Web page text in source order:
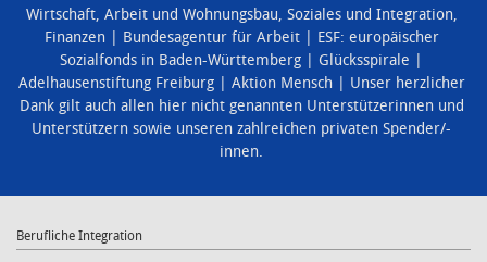
Wirtschaft, Arbeit und Wohnungsbau, Soziales und Integration,
Finanzen
Bundesagentur für Arbeit
ESF: europäischer
Sozialfonds in Baden-Württemberg
Glücksspirale
Adelhausenstiftung Freiburg
Aktion Mensch
Unser herzlicher
Dank gilt auch allen hier nicht genannten Unterstützerinnen und
Unterstützern sowie unseren zahlreichen privaten Spender/-
innen.
Berufliche Integration